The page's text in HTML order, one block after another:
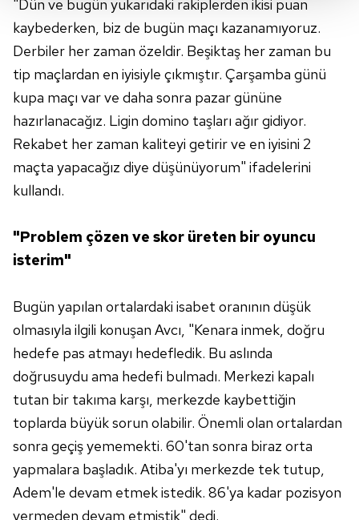
Her halükârda, kullanıcılar, bu çerezlere izin vermedikleri
takdirde, kullanıcılara hedefli reklamlar
gösterilmeyecektir."
Sizlere daha iyi bir hizmet sunabilmek için İnternet
Sitemizde kendimize ve üçüncü kişilere ait çerezler
kullanılmaktadır. Bu çerezler vasıtasıyla çeşitli kişisel
verileriniz işlenmekte olup gerekli olan çerezler bilgi
toplumu hizmetlerinin sunulması amacıyla
kullanılmaktadır. Diğer çerezler, sitemizin daha işlevsel
kılınması ve kişiselleştirilmesi ve sizlere yönelik
sınırlı olarak açık rızanız dahilinde kullanılacaktır.
için Ayarlar butonuna tıklayabilir,Çerez Bilgilendirme
Metnimizi ziyaret edebilirsiniz.
6698 sayılı Kişisel Verilerin Korunması Kanunu uyarınca
hazırlanmış Aydınlatma Metnimizi okumak ve sitemizde
ilgili mevzuata uygun olarak kullanılan çerezlerle ilgili bilgi
almak için lütfen tıklayınız.
"Dün ve bugün yukarıdaki rakiplerden ikisi puan
kaybederken, biz de bugün maçı kazanamıyoruz.
Derbiler her zaman özeldir. Beşiktaş her zaman bu
tip maçlardan en iyisiyle çıkmıştır. Çarşamba günü
kupa maçı var ve daha sonra pazar gününe
hazırlanacağız. Ligin domino taşları ağır gidiyor.
Rekabet her zaman kaliteyi getirir ve en iyisini 2
maçta yapacağız diye düşünüyorum" ifadelerini
kullandı.
"Problem çözen ve skor üreten bir oyuncu
isterim"
Bugün yapılan ortalardaki isabet oranının düşük
olmasıyla ilgili konuşan Avcı, "Kenara inmek, doğru
hedefe pas atmayı hedefledik. Bu aslında
doğrusuydu ama hedefi bulmadı. Merkezi kapalı
tutan bir takıma karşı, merkezde kaybettiğin
toplarda büyük sorun olabilir. Önemli olan ortalardan
sonra geçiş yememekti. 60'tan sonra biraz orta
yapmalara başladık. Atiba'yı merkezde tek tutup,
Adem'le devam etmek istedik. 86'ya kadar pozisyon
vermeden devam etmiştik" dedi.